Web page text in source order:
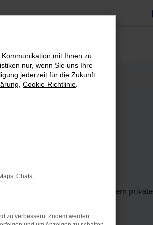
anderen Browser oder in einem
mit Ihnen zu
nur, wenn Sie uns Ihre
jederzeit für die Zukunft
Cookie-Richtlinie
Chats,
zu verbessern. Zudem werden